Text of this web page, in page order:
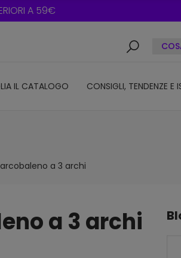
A 59€
IL CATALOGO CONSIGLI, TENDENZE E
a 3 archi
a 3 archi